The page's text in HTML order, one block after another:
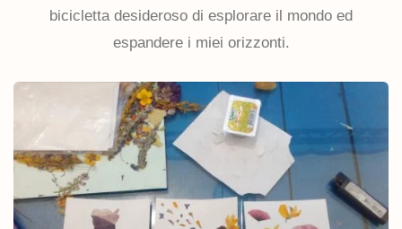
bicicletta desideroso di esplorare il mondo ed
espandere i miei orizzonti.